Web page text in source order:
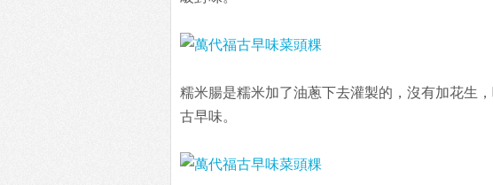
糯米腸是糯米加了油蔥下去灌製的，沒有加花生
古早味。